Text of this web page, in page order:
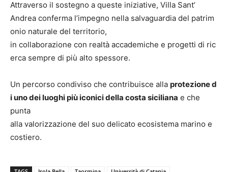
Attraverso il sostegno a queste iniziative, Villa Sant’
Andrea conferma l’impegno nella salvaguardia del patrim
onio naturale del territorio,
in collaborazione con realtà accademiche e progetti di ric
erca sempre di più alto spessore.
Un percorso condiviso che contribuisce alla protezione d
i uno dei luoghi più iconici della costa siciliana e che
punta
alla valorizzazione del suo delicato ecosistema marino e
costiero.